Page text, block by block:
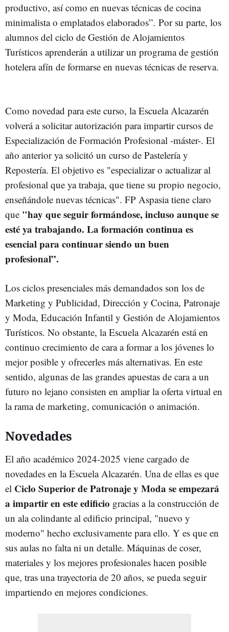
productivo, así como en nuevas técnicas de cocina
minimalista o emplatados elaborados”. Por su parte, los
alumnos del ciclo de Gestión de Alojamientos
Turísticos aprenderán a utilizar un programa de gestión
hotelera afín de formarse en nuevas técnicas de reserva.
Como novedad para este curso, la Escuela Alcazarén
volverá a solicitar autorización para impartir cursos de
Especialización de Formación Profesional -máster-. El
año anterior ya solicitó un curso de Pastelería y
Repostería. El objetivo es "especializar o actualizar al
profesional que ya trabaja, que tiene su propio negocio,
enseñándole nuevas técnicas". FP Aspasia tiene claro
que "hay que seguir formándose, incluso aunque se
esté ya trabajando. La formación continua es
esencial para continuar siendo un buen
profesional”.
Los ciclos presenciales más demandados son los de
Marketing y Publicidad, Dirección y Cocina, Patronaje
y Moda, Educación Infantil y Gestión de Alojamientos
Turísticos. No obstante, la Escuela Alcazarén está en
continuo crecimiento de cara a formar a los jóvenes lo
mejor posible y ofrecerles más alternativas. En este
sentido, algunas de las grandes apuestas de cara a un
futuro no lejano consisten en ampliar la oferta virtual en
la rama de marketing, comunicación o animación.
Novedades
El año académico 2024-2025 viene cargado de
novedades en la Escuela Alcazarén. Una de ellas es que
el Ciclo Superior de Patronaje y Moda se empezará
a impartir en este edificio gracias a la construcción de
un ala colindante al edificio principal, "nuevo y
moderno" hecho exclusivamente para ello. Y es que en
sus aulas no falta ni un detalle. Máquinas de coser,
materiales y los mejores profesionales hacen posible
que, tras una trayectoria de 20 años, se pueda seguir
impartiendo en mejores condiciones.